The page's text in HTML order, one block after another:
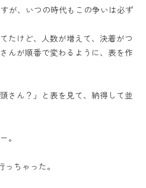
が、いつの時代もこの争いは必ず
たけど、人数が増えて、決着がつ
んが順番で変わるように、表を作
さん？」と表を見て、納得して並
。
ちゃった。